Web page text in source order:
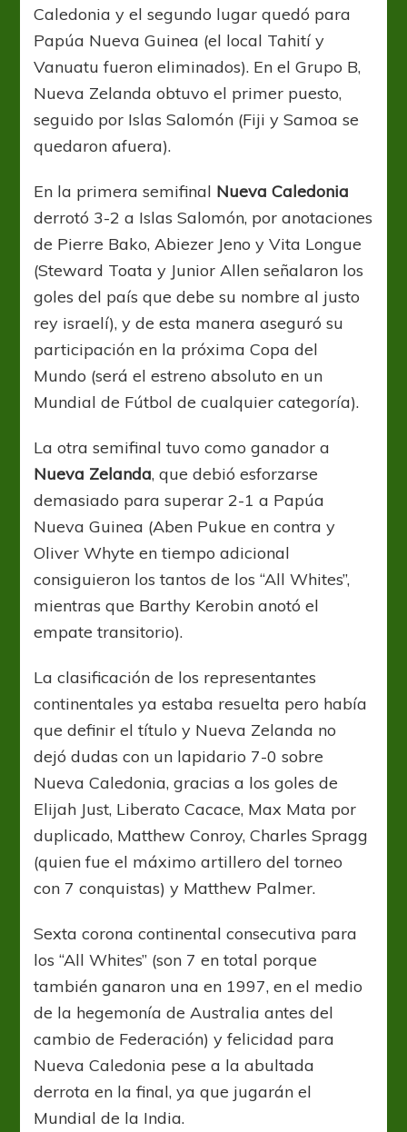
Caledonia y el segundo lugar quedó para
Papúa Nueva Guinea (el local Tahití y
Vanuatu fueron eliminados). En el Grupo B,
Nueva Zelanda obtuvo el primer puesto,
seguido por Islas Salomón (Fiji y Samoa se
quedaron afuera).
En la primera semifinal Nueva Caledonia
derrotó 3-2 a Islas Salomón, por anotaciones
de Pierre Bako, Abiezer Jeno y Vita Longue
(Steward Toata y Junior Allen señalaron los
goles del país que debe su nombre al justo
rey israelí), y de esta manera aseguró su
participación en la próxima Copa del
Mundo (será el estreno absoluto en un
Mundial de Fútbol de cualquier categoría).
La otra semifinal tuvo como ganador a
Nueva Zelanda, que debió esforzarse
demasiado para superar 2-1 a Papúa
Nueva Guinea (Aben Pukue en contra y
Oliver Whyte en tiempo adicional
consiguieron los tantos de los “All Whites”,
mientras que Barthy Kerobin anotó el
empate transitorio).
La clasificación de los representantes
continentales ya estaba resuelta pero había
que definir el título y Nueva Zelanda no
dejó dudas con un lapidario 7-0 sobre
Nueva Caledonia, gracias a los goles de
Elijah Just, Liberato Cacace, Max Mata por
duplicado, Matthew Conroy, Charles Spragg
(quien fue el máximo artillero del torneo
con 7 conquistas) y Matthew Palmer.
Sexta corona continental consecutiva para
los “All Whites” (son 7 en total porque
también ganaron una en 1997, en el medio
de la hegemonía de Australia antes del
cambio de Federación) y felicidad para
Nueva Caledonia pese a la abultada
derrota en la final, ya que jugarán el
Mundial de la India.